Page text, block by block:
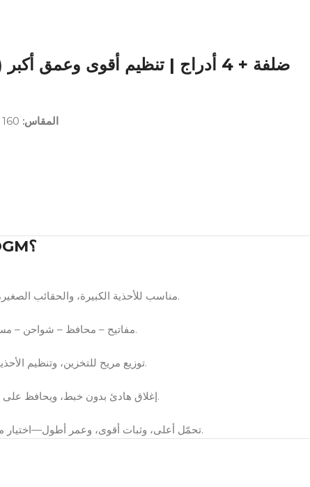
المقاس:
لماذا هذه الجزامة من OGM؟
مناسب للأحذية الكبيرة، والحقائب الصغيرة، وإكسسوارات المدخل بدون زحمة.
مفاتيح – محافظ – شواحن – مستلزمات يومية… كل شيء في مكانه.
توزيع مريح للتخزين، وتنظيم الأحذية حسب الاستخدام (يومي/موسمي).
إغلاق هادئ بدون خبط، ويحافظ على عمر الهاردوير مع الاستخدام اليومي.
تحمّل أعلى، وثبات أقوى، وعمر أطول—اختيار ممتاز للمنتجات اللي بتشتغل كل يوم.